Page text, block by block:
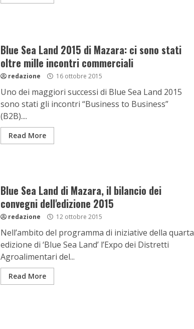
Blue Sea Land 2015 di Mazara: ci sono stati
oltre mille incontri commerciali
redazione 16 ottobre 2015
Uno dei maggiori successi di Blue Sea Land 2015
sono stati gli incontri “Business to Business”
(B2B)....
Read More
Blue Sea Land di Mazara, il bilancio dei
convegni dell'edizione 2015
redazione 12 ottobre 2015
Nell’ambito del programma di iniziative della quarta
edizione di ‘Blue Sea Land’ l’Expo dei Distretti
Agroalimentari del...
Read More